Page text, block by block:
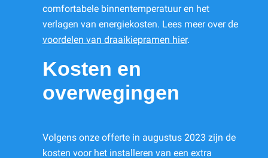
comfortabele binnentemperatuur en het
verlagen van energiekosten. Lees meer over de
voordelen van draaikiepramen hier.
Kosten en
overwegingen
Volgens onze offerte in augustus 2023 zijn de
kosten voor het installeren van een extra